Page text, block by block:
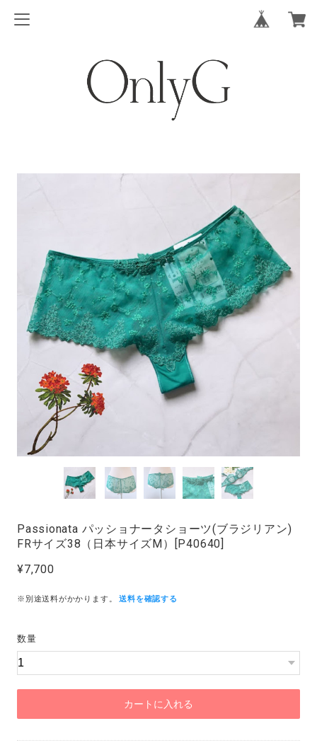
Passionata パッショナータショーツ(ブラジリアン)
FRサイズ38（日本サイズM）[P40640]
¥7,700
※別途送料がかかります。 送料を確認する
数量
カートに入れる